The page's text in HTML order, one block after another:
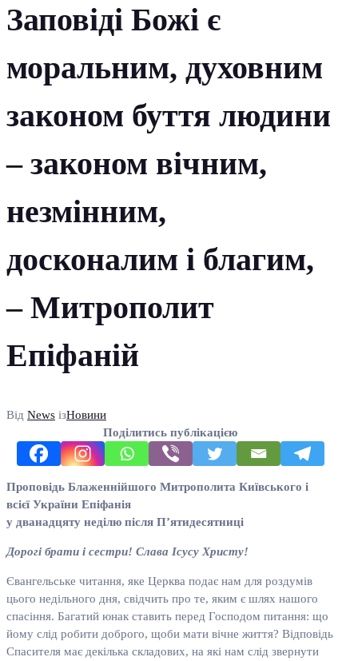
Заповіді Божі є
моральним, духовним
законом буття людини
– законом вічним,
незмінним,
досконалим і благим,
– Митрополит
Епіфаній
Від News ізНовини
Поділитись публікацією
Проповідь Блаженнійшого Митрополита Київського і
всієї України Епіфанія
у дванадцяту неділю після П’ятидесятниці
Дорогі брати і сестри! Слава Ісусу Христу!
Євангельське читання, яке Церква подає нам для роздумів
цього недільного дня, свідчить про те, яким є шлях нашого
спасіння. Багатий юнак ставить перед Господом питання: що
йому слід робити доброго, щоби мати вічне життя? Відповідь
Спасителя має декілька складових, на які нам слід звернути